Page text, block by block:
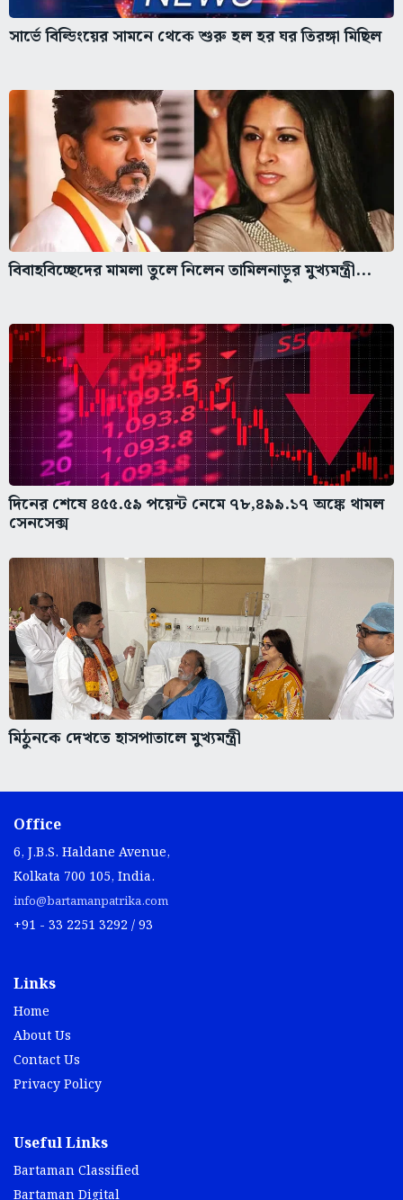
সার্ভে বিল্ডিংয়ের সামনে থেকে শুরু হল হর ঘর তিরঙ্গা মিছিল
বিবাহবিচ্ছেদের মামলা তুলে নিলেন তামিলনাড়ুর মুখ্যমন্ত্রী...
দিনের শেষে ৪৫৫.৫৯ পয়েন্ট নেমে ৭৮,৪৯৯.১৭ অঙ্কে থামল
সেনসেক্স
মিঠুনকে দেখতে হাসপাতালে মুখ্যমন্ত্রী
Office
6, J.B.S. Haldane Avenue,
Kolkata 700 105, India.
info@bartamanpatrika.com
+91 - 33 2251 3292 / 93
Links
Home
About Us
Contact Us
Privacy Policy
Useful Links
Bartaman Classified
Bartaman Digital